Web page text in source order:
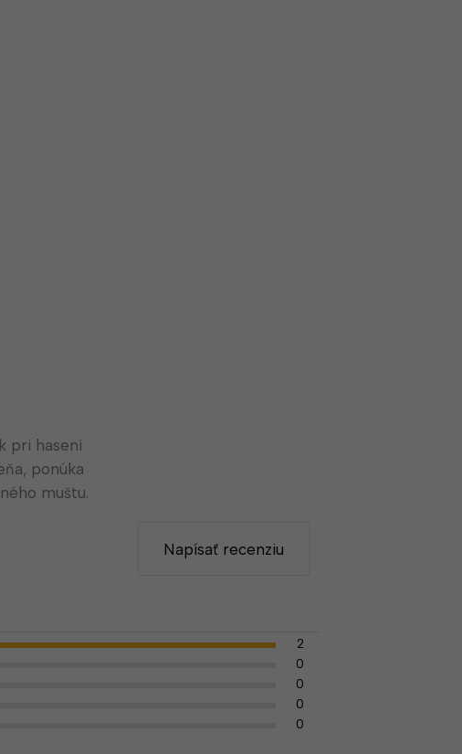
pri hasení
ponúka
muštu.
Napísať recenziu
2
0
0
0
0